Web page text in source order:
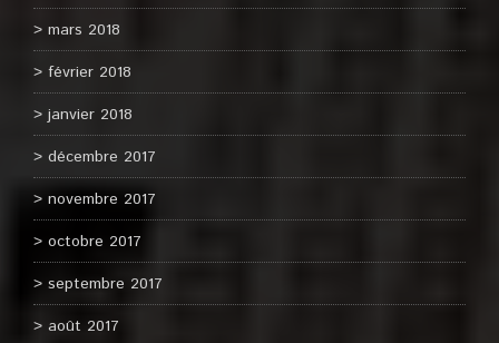
mars 2018
février 2018
janvier 2018
décembre 2017
novembre 2017
octobre 2017
septembre 2017
août 2017